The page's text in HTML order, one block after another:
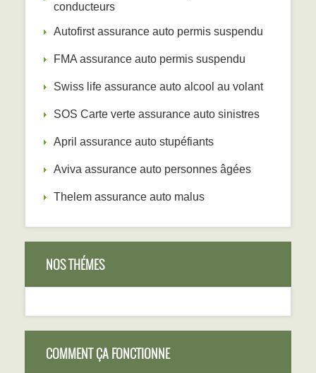
conducteurs
Autofirst assurance auto permis suspendu
FMA assurance auto permis suspendu
Swiss life assurance auto alcool au volant
SOS Carte verte assurance auto sinistres
April assurance auto stupéfiants
Aviva assurance auto personnes âgées
Thelem assurance auto malus
NOS THÉMES
COMMENT ÇA FONCTIONNE